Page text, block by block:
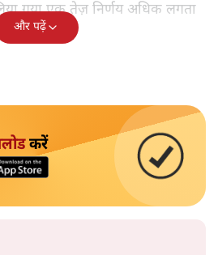
गया एक तेज़ निर्णय अधिक लगता
और पढ़ें
करें